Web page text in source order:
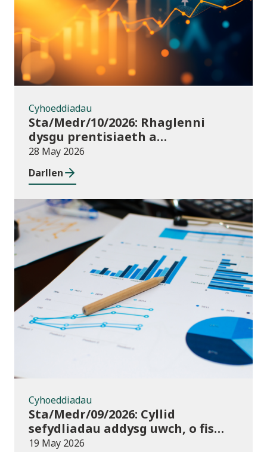
Cyhoeddiadau
Sta/Medr/10/2026: Rhaglenni
dysgu prentisiaeth a
ddechreuwyd: Tachwedd 2025 i
Ionawr 2026 (dros dro)
28 May 2026
Darllen
Cyhoeddiadau
Cyhoeddiadau
Sta/Medr/09/2026: Cyllid
sefydliadau addysg uwch, o fis
Awst 2024 i fis Gorffennaf 2025
19 May 2026